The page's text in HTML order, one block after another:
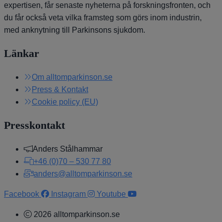
expertisen, får senaste nyheterna på forskningsfronten, och
du får också veta vilka framsteg som görs inom industrin,
med anknytning till Parkinsons sjukdom.
Länkar
Om alltomparkinson.se
Press & Kontakt
Cookie policy (EU)
Presskontakt
Anders Stålhammar
+46 (0)70 – 530 77 80
anders@alltomparkinson.se
Facebook Instagram Youtube
2026 alltomparkinson.se